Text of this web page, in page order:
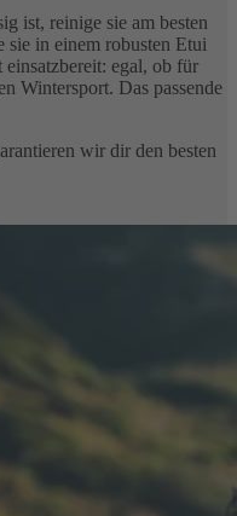
ist, reinige sie am besten
in einem robusten Etui
egal, ob für
Wintersport. Das passende
wir dir den besten